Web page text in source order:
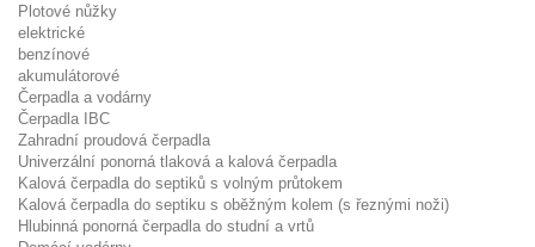
Plotové nůžky
elektrické
benzínové
akumulátorové
Čerpadla a vodárny
Čerpadla IBC
Zahradní proudová čerpadla
Univerzální ponorná tlaková a kalová čerpadla
Kalová čerpadla do septiků s volným průtokem
Kalová čerpadla do septiku s oběžným kolem (s řeznými noži)
Hlubinná ponorná čerpadla do studní a vrtů